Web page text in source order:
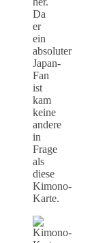
Da
er
ein
absoluter
Japan-
Fan
ist
kam
keine
andere
in
Frage
als
diese
Kimono-
Karte.